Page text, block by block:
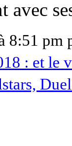
avec
8:51 pm
: et le